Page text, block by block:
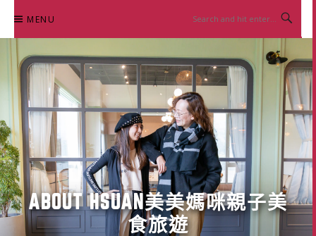
content
MENU
ABOUT HSUAN美美媽咪親子美
食旅遊